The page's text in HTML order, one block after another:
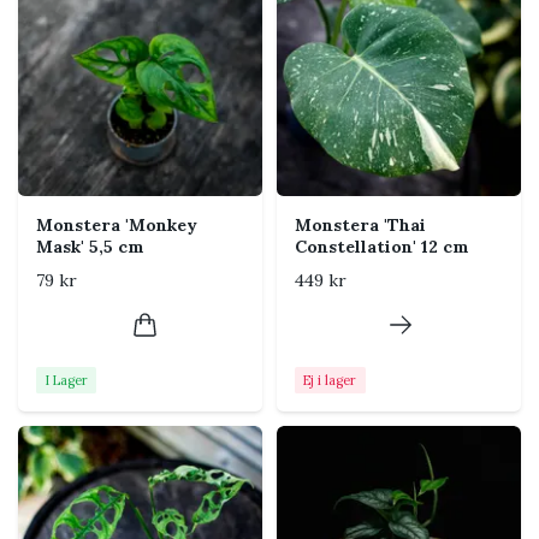
Skötsel
Ljus
Ljust till halvskuggigt läge
med indirekt ljus.
Variegerade sorter behöver
mer ljus för att behålla sin
middagssol kan bränna
Vattna när de översta 2–3 cm
av jorden har torkat. Låt inte
häll bort överflödigt vatten.
Jord
Luftig och väldränerad
aroidjord med grova
komponenter som bark,
kokoschips och perlit.
Monstera 'Monkey
Mask' 5,5 cm
79 kr
I Lager
Monstera 'Thai
Constellation' 12 cm
449 kr
Ej i lager